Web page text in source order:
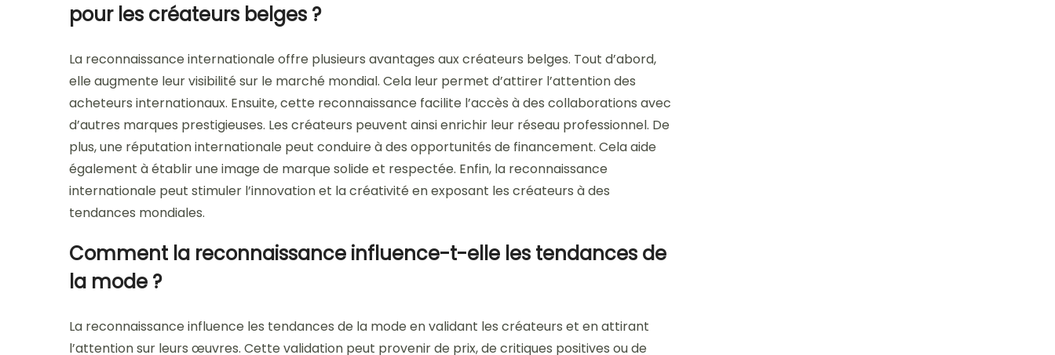
pour les créateurs belges ?
La reconnaissance internationale offre plusieurs avantages aux créateurs belges. Tout d’abord,
elle augmente leur visibilité sur le marché mondial. Cela leur permet d’attirer l’attention des
acheteurs internationaux. Ensuite, cette reconnaissance facilite l’accès à des collaborations avec
d’autres marques prestigieuses. Les créateurs peuvent ainsi enrichir leur réseau professionnel. De
plus, une réputation internationale peut conduire à des opportunités de financement. Cela aide
également à établir une image de marque solide et respectée. Enfin, la reconnaissance
internationale peut stimuler l’innovation et la créativité en exposant les créateurs à des
tendances mondiales.
Comment la reconnaissance influence-t-elle les tendances de
la mode ?
La reconnaissance influence les tendances de la mode en validant les créateurs et en attirant
l’attention sur leurs œuvres. Cette validation peut provenir de prix, de critiques positives ou de